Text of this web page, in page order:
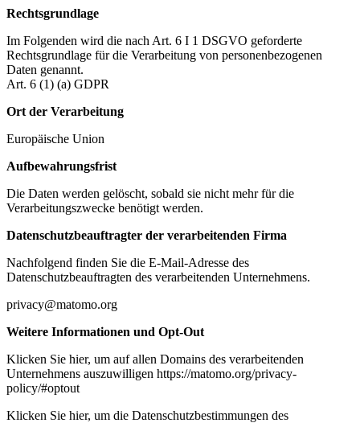
Rechtsgrundlage
Im Folgenden wird die nach Art. 6 I 1 DSGVO geforderte
Rechtsgrundlage für die Verarbeitung von personenbezogenen
Daten genannt.
Art. 6 (1) (a) GDPR
Ort der Verarbeitung
Europäische Union
Aufbewahrungsfrist
Die Daten werden gelöscht, sobald sie nicht mehr für die
Verarbeitungszwecke benötigt werden.
Datenschutzbeauftragter der verarbeitenden Firma
Nachfolgend finden Sie die E-Mail-Adresse des
Datenschutzbeauftragten des verarbeitenden Unternehmens.
privacy@matomo.org
Weitere Informationen und Opt-Out
Klicken Sie hier, um auf allen Domains des verarbeitenden
Unternehmens auszuwilligen https://matomo.org/privacy-
policy/#optout
Klicken Sie hier, um die Datenschutzbestimmungen des